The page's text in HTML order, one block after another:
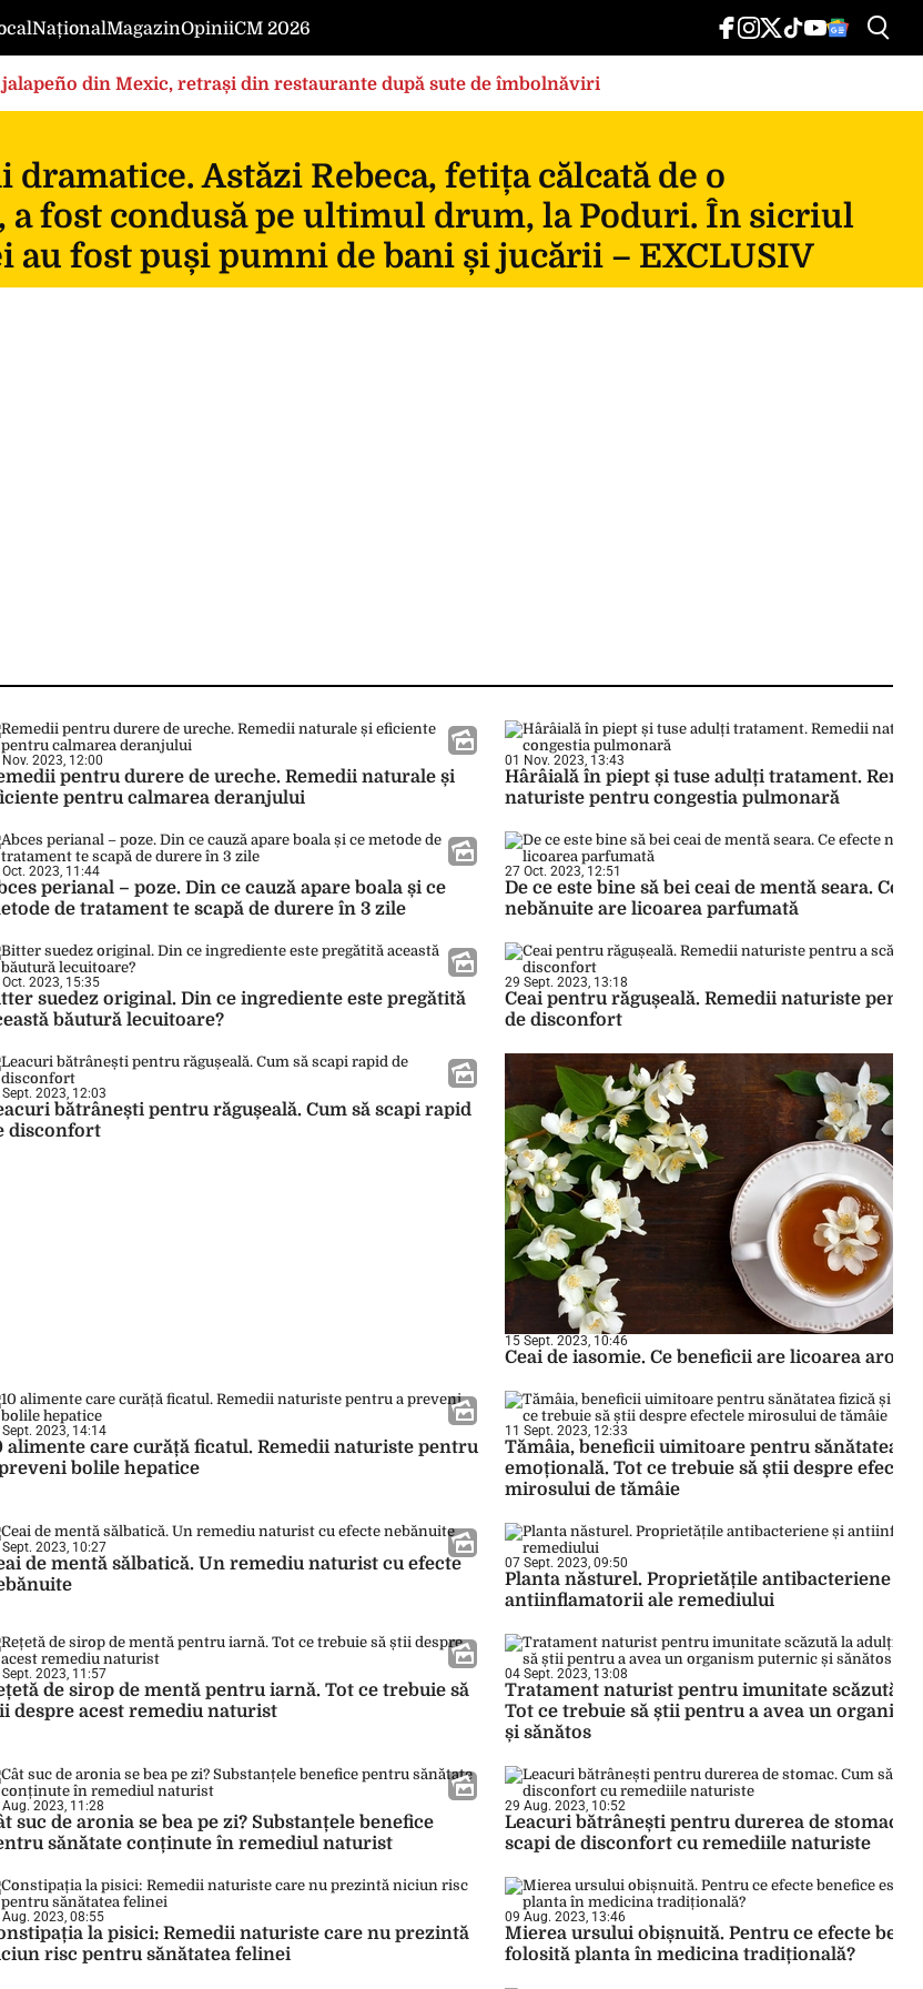
NaționalMagazinOpiniiCM 2026
jalapeño din Mexic, retrași din restaurante după sute de îmbolnăviri
dramatice. Astăzi Rebeca, fetița călcată de o
fost condusă pe ultimul drum, la Poduri. În sicriul
au fost puși pumni de bani și jucării – EXCLUSIV
2023, 12:00
pentru durere de ureche. Remedii naturale și
pentru calmarea deranjului
01 Nov. 2023, 13:43
Hârâială în piept și tuse adulți tratament.
naturiste pentru congestia pulmonară
2023, 11:44
perianal – poze. Din ce cauză apare boala și ce
de tratament te scapă de durere în 3 zile
27 Oct. 2023, 12:51
De ce este bine să bei ceai de mentă seara. Ce
nebănuite are licoarea parfumată
2023, 15:35
suedez original. Din ce ingrediente este pregătită
băutură lecuitoare?
29 Sept. 2023, 13:18
Ceai pentru răgușeală. Remedii naturiste
de disconfort
Sept. 2023, 12:03
bătrânești pentru răgușeală. Cum să scapi rapid
disconfort
15 Sept. 2023, 10:46
Ceai de iasomie. Ce beneficii are licoarea
Sept. 2023, 14:14
alimente care curăță ficatul. Remedii naturiste pentru
bolile hepatice
11 Sept. 2023, 12:33
Tămâia, beneficii uimitoare pentru sănătatea
emoțională. Tot ce trebuie să știi despre
mirosului de tămâie
2023, 10:27
de mentă sălbatică. Un remediu naturist cu efecte
07 Sept. 2023, 09:50
Planta năsturel. Proprietățile antibacteriene și
antiinflamatorii ale remediului
2023, 11:57
de sirop de mentă pentru iarnă. Tot ce trebuie să
despre acest remediu naturist
04 Sept. 2023, 13:08
Tratament naturist pentru imunitate scăzută la
Tot ce trebuie să știi pentru a avea un
și sănătos
2023, 11:28
suc de aronia se bea pe zi? Substanțele benefice
sănătate conținute în remediul naturist
29 Aug. 2023, 10:52
Leacuri bătrânești pentru durerea de stomac.
scapi de disconfort cu remediile naturiste
2023, 08:55
la pisici: Remedii naturiste care nu prezintă
risc pentru sănătatea felinei
09 Aug. 2023, 13:46
Mierea ursului obișnuită. Pentru ce efecte
folosită planta în medicina tradițională?